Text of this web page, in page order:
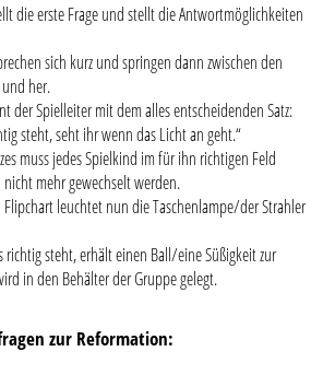
die erste Frage und stellt die Antwortmöglichkeiten
sich kurz und springen dann zwischen den
her.
der Spielleiter mit dem alles entscheidenden Satz:
steht, seht ihr wenn das Licht an geht.“
muss jedes Spielkind im für ihn richtigen Feld
mehr gewechselt werden.
leuchtet nun die Taschenlampe/der Strahler
richtig steht, erhält einen Ball/eine Süßigkeit zur
in den Behälter der Gruppe gelegt.
zur Reformation: